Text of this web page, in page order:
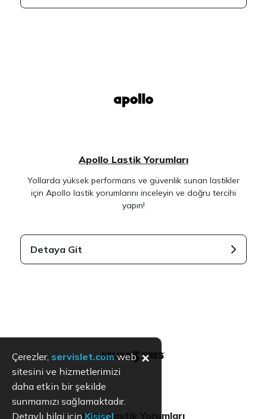
Apollo Lastik Yorumları
Yollarda yüksek performans ve güvenlik sunan lastikler
için Apollo lastik yorumlarını inceleyin ve doğru tercihi
yapın!
Detaya Git
Kelly Lastik Yorumları
Çerezler, servislet.comweb
sitesini ve hizmetlerimizi
daha etkin bir şekilde
sunmamızı sağlamaktadır.
Detaylı bilgi içinKişisel
×